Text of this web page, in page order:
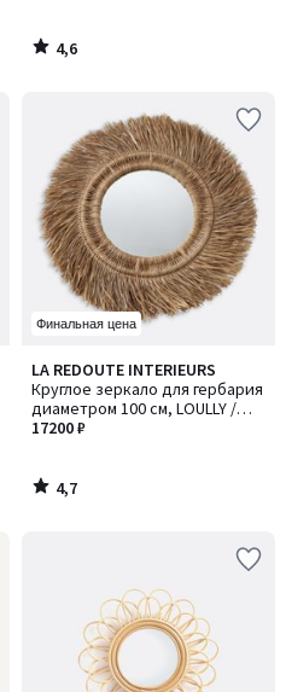
4,6
/
Финальная цена
LA REDOUTE INTERIEURS
Круглое зеркало для гербария
диаметром 100 см, LOULLY /
ЛУЛЛИ
17200 ₽
4,7
/ 5
4,7
/